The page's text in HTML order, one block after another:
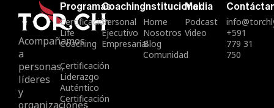
Acompañamos
a
personas,
líderes
y
organizaciones
Programas
Certificación
Life
Coaching
Certificación
Liderazgo
Auténtico
Certificación
Coaching
Personal
Ejecutivo
Empresarial
Institucional
Home
Nosotros
Blog
Comunidad
Media
Podcast
Video
+591
779 31
750